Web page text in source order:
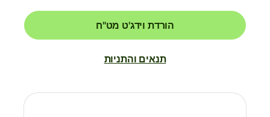
הורדת וידג'ט מט"ח
תנאים והתניות